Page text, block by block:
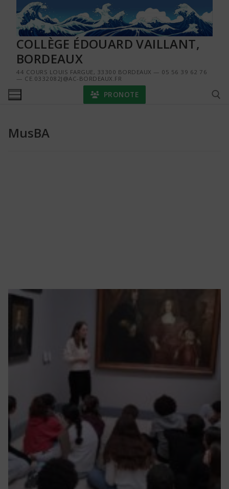
contenu
COLLÈGE ÉDOUARD VAILLANT,
BORDEAUX
44 COURS LOUIS FARGUE, 33300 BORDEAUX — 05 56 39 62 76
— CE.0332082J@AC-BORDEAUX.FR
PRONOTE
MusBA